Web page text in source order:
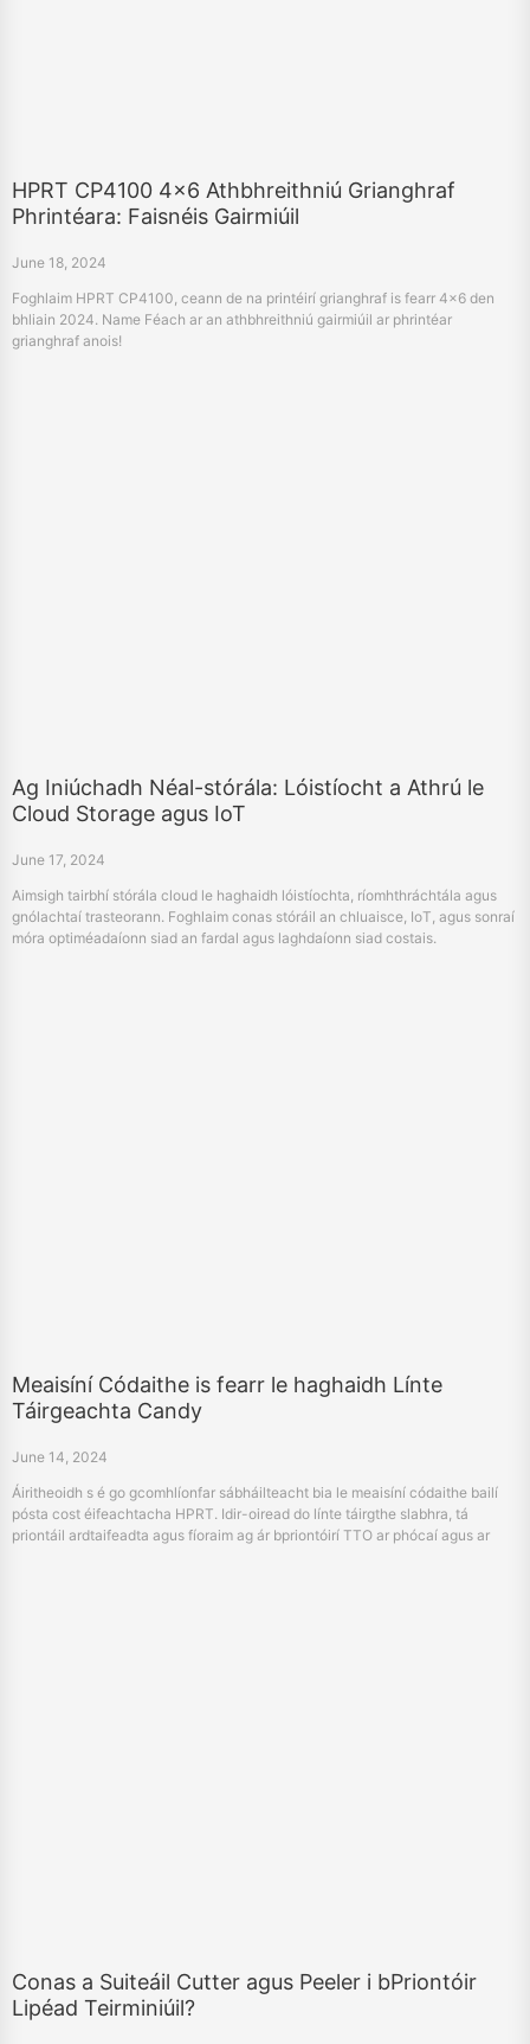
HPRT CP4100 4x6 Athbhreithniú Grianghraf
Phrintéara: Faisnéis Gairmiúil
June 18, 2024
Foghlaim HPRT CP4100, ceann de na printéirí grianghraf is fearr 4x6 den
bhliain 2024. Name Féach ar an athbhreithniú gairmiúil ar phrintéar
grianghraf anois!
Ag Iniúchadh Néal-stórála: Lóistíocht a Athrú le
Cloud Storage agus IoT
June 17, 2024
Aimsigh tairbhí stórála cloud le haghaidh lóistíochta, ríomhthráchtála agus
gnólachtaí trasteorann. Foghlaim conas stóráil an chluaisce, IoT, agus sonraí
móra optiméadaíonn siad an fardal agus laghdaíonn siad costais.
Meaisíní Códaithe is fearr le haghaidh Línte
Táirgeachta Candy
June 14, 2024
Áiritheoidh s é go gcomhlíonfar sábháilteacht bia le meaisíní códaithe bailí
pósta cost éifeachtacha HPRT. Idir-oiread do línte táirgthe slabhra, tá
priontáil ardtaifeadta agus fíoraim ag ár bpriontóirí TTO ar phócaí agus ar
Conas a Suiteáil Cutter agus Peeler i bPriontóir
Lipéad Teirminiúil?